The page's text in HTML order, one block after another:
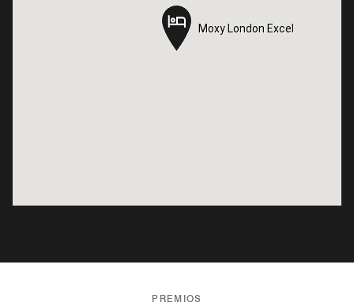
Moxy London Excel
Moxy London Excel
PREMIOS